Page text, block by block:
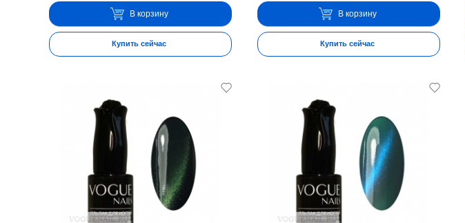
В корзину
Купить сейчас
В корзину
Купить сейчас